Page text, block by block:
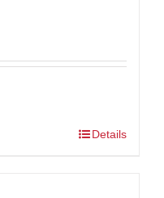
Details